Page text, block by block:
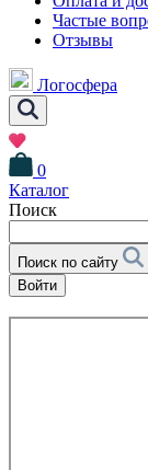
Частые
Отзывы
Логосфера
0
Каталог
Поиск
Поиск по сайту
Войти